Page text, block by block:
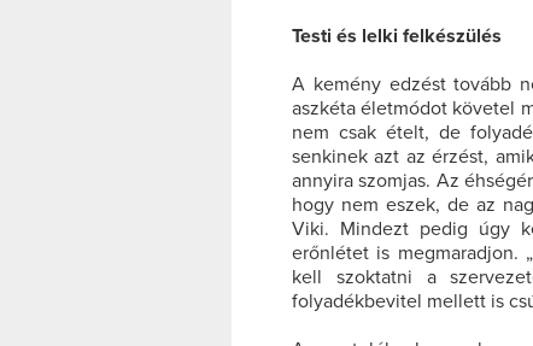
Testi és lelki felkészülés
A kemény edzést tovább
aszkéta életmódot követel
nem csak ételt, de
senkinek azt az érzést,
annyira szomjas. Az
hogy nem eszek, de az
Viki. Mindezt pedig úgy
erőnlétet is megmaradjon.
kell szoktatni a
folyadékbevitel mellett is